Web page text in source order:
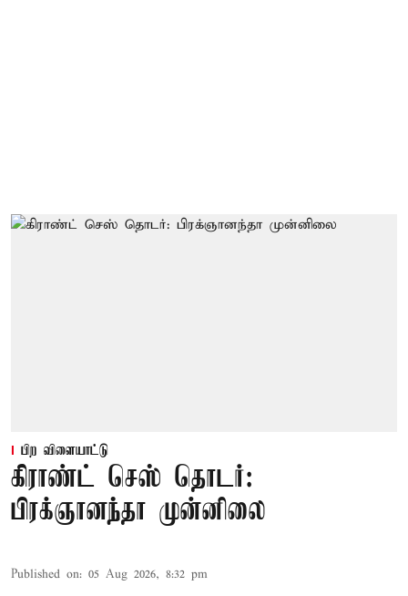
பிற விளையாட்டு
கிராண்ட் செஸ் தொடர்:
பிரக்ஞானந்தா முன்னிலை
Published on: 05 Aug 2026, 8:32 pm